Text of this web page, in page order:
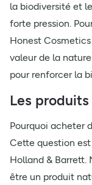
la biodiversité et
forte pression.
Honest
valeur de la
pour renforcer la
Les
Pourquoi acheter
Cette question
Holland & Barrett.
être un produit